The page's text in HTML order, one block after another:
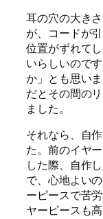
耳の穴の大き
が、コードが
位置がずれて
いらしいので
か」とも思い
だとその間の
ました。
それなら、自
た。前のイヤ
した際、自作
で、心地よい
ーピースで苦
ヤーピースも